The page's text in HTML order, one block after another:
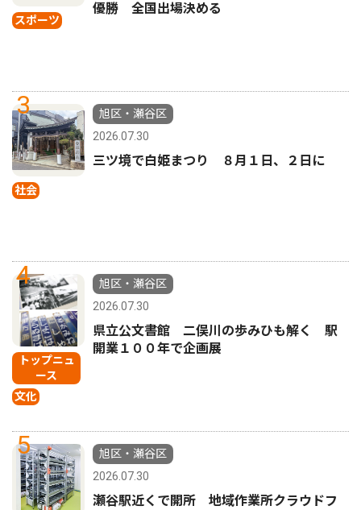
スポーツ
優勝 全国出場決める
3
社会
旭区・瀬谷区
2026.07.30
三ツ境で白姫まつり ８月１日、２日に
4
トップニュ
ース
文化
旭区・瀬谷区
2026.07.30
県立公文書館 二俣川の歩みひも解く 駅
開業１００年で企画展
5
旭区・瀬谷区
2026.07.30
瀬谷駅近くで開所 地域作業所クラウドフ